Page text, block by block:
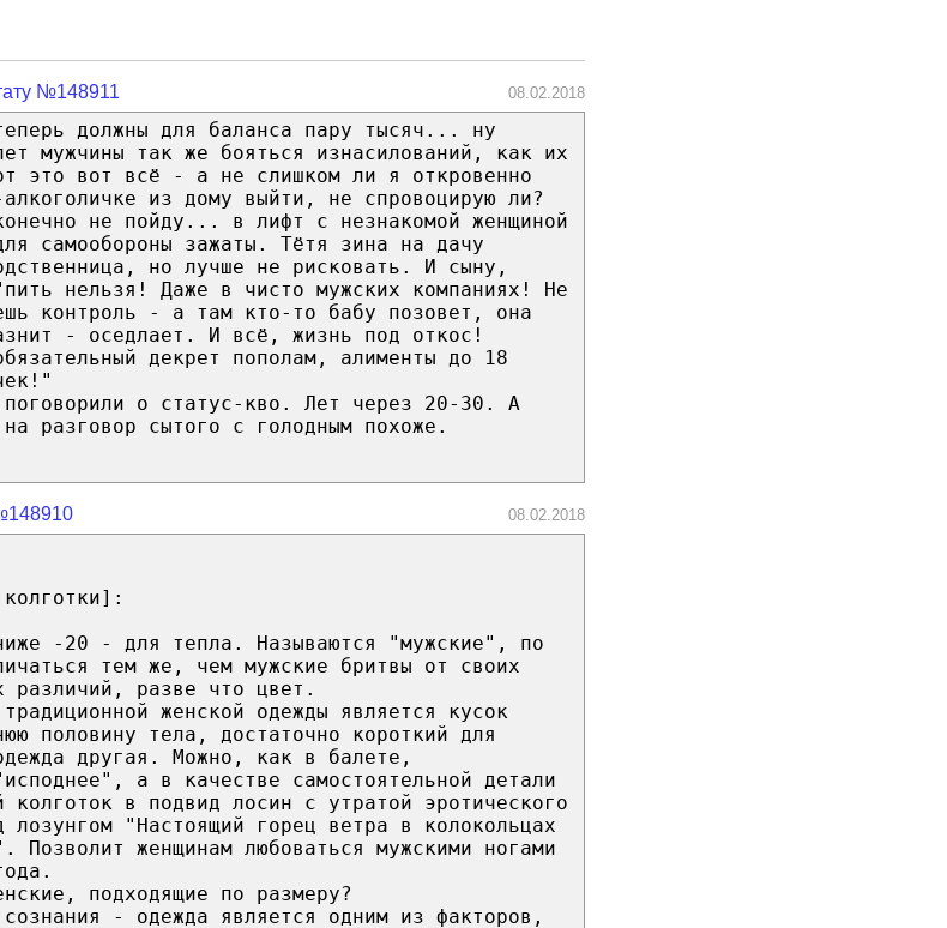
№148911 08.02.2018
должны для баланса пару тысяч... ну
мужчины так же бояться изнасилований, как их
это вот всё - а не слишком ли я откровенно
из дому выйти, не спровоцирую ли?
не пойду... в лифт с незнакомой женщиной
самообороны зажаты. Тётя зина на дачу
но лучше не рисковать. И сыну,
нельзя! Даже в чисто мужских компаниях! Не
контроль - а там кто-то бабу позовет, она
- оседлает. И всё, жизнь под откос!
декрет пополам, алименты до 18
о статус-кво. Лет через 20-30. А
разговор сытого с голодным похоже.
08.02.2018
-20 - для тепла. Называются "мужские", по
тем же, чем мужские бритвы от своих
различий, разве что цвет.
женской одежды является кусок
половину тела, достаточно короткий для
другая. Можно, как в балете,
а в качестве самостоятельной детали
колготок в подвид лосин с утратой эротического
"Настоящий горец ветра в колокольцах
Позволит женщинам любоваться мужскими ногами
подходящие по размеру?
сознания - одежда является одним из факторов,